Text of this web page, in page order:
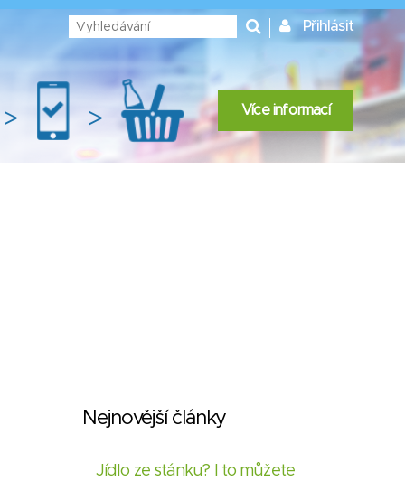
Přihlásit
> > Více informací
Nejnovější články
Jídlo ze stánku? I to můžete